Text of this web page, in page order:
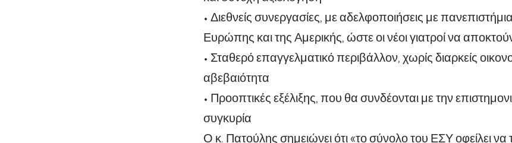
• Διεθνείς συνεργασίες, με αδελφοποιήσεις με
Ευρώπης και της Αμερικής, ώστε οι νέοι γιατροί να
• Σταθερό επαγγελματικό περιβάλλον, χωρίς διαρκείς
αβεβαιότητα
• Προοπτικές εξέλιξης, που θα συνδέονται με την
συγκυρία
Ο κ. Πατούλης σημειώνει ότι «το σύνολο του ΕΣΥ οφείλει να